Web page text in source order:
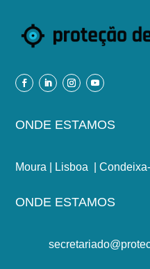
ONDE ESTAMOS
Moura | Lisboa |
ONDE ESTAMOS